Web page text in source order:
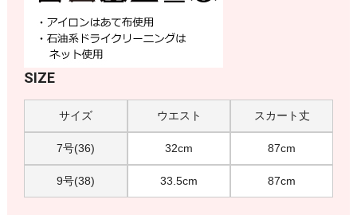
SIZE
サイズ ウエスト スカート丈
7号(36) 32cm 87cm
9号(38) 33.5cm 87cm